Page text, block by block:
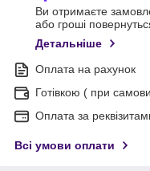
Ви отримаєте
або гроші
Детальніше
Оплата на рахунок
Готівкою ( при
Оплата за
Всі умови оплати